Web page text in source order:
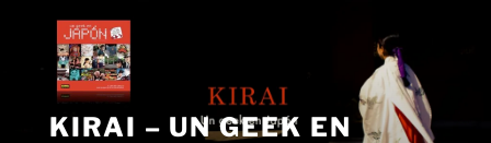
contenido
KIRAI – UN GEEK EN